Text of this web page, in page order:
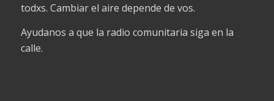
todxs. Cambiar el aire depende de vos.
Ayudanos a que la radio comunitaria siga en la
calle.